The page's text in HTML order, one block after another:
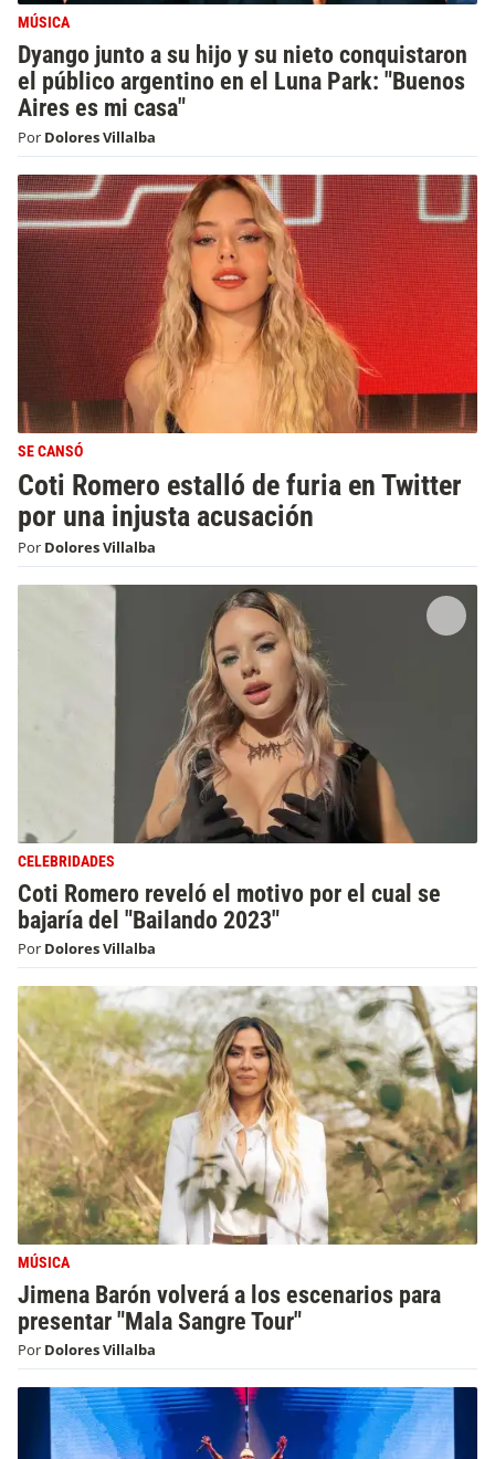
MÚSICA
Dyango junto a su hijo y su nieto conquistaron
el público argentino en el Luna Park: "Buenos
Aires es mi casa"
Por Dolores Villalba
SE CANSÓ
Coti Romero estalló de furia en Twitter
por una injusta acusación
Por Dolores Villalba
CELEBRIDADES
Coti Romero reveló el motivo por el cual se
bajaría del "Bailando 2023"
Por Dolores Villalba
MÚSICA
Jimena Barón volverá a los escenarios para
presentar "Mala Sangre Tour"
Por Dolores Villalba